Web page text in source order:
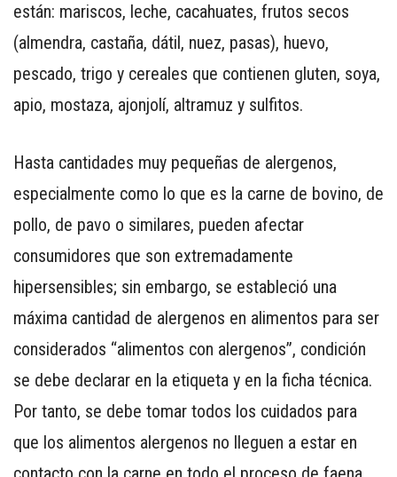
están: mariscos, leche, cacahuates, frutos secos
(almendra, castaña, dátil, nuez, pasas), huevo,
pescado, trigo y cereales que contienen gluten, soya,
apio, mostaza, ajonjolí, altramuz y sulfitos.
Hasta cantidades muy pequeñas de alergenos,
especialmente como lo que es la carne de bovino, de
pollo, de pavo o similares, pueden afectar
consumidores que son extremadamente
hipersensibles; sin embargo, se estableció una
máxima cantidad de alergenos en alimentos para ser
considerados “alimentos con alergenos”, condición
se debe declarar en la etiqueta y en la ficha técnica.
Por tanto, se debe tomar todos los cuidados para
que los alimentos alergenos no lleguen a estar en